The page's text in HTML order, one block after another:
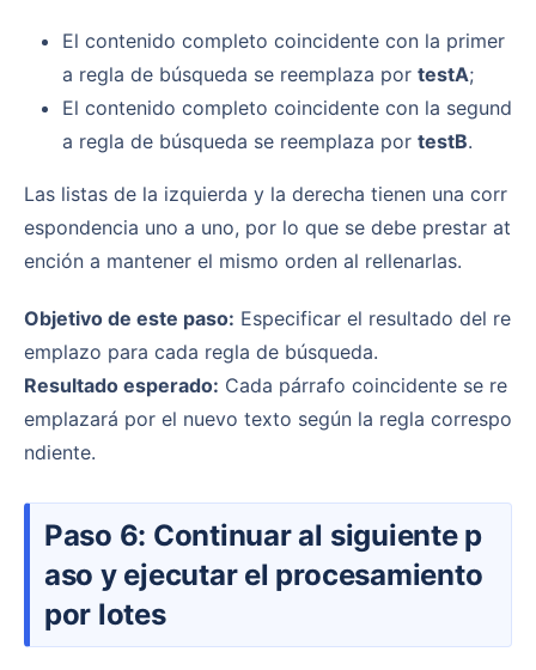
El contenido completo coincidente con la primer
a regla de búsqueda se reemplaza por testA;
El contenido completo coincidente con la segund
a regla de búsqueda se reemplaza por testB.
Las listas de la izquierda y la derecha tienen una corr
espondencia uno a uno, por lo que se debe prestar at
ención a mantener el mismo orden al rellenarlas.
Objetivo de este paso: Especificar el resultado del re
emplazo para cada regla de búsqueda.
Resultado esperado: Cada párrafo coincidente se re
emplazará por el nuevo texto según la regla correspo
ndiente.
Paso 6: Continuar al siguiente p
aso y ejecutar el procesamiento
por lotes